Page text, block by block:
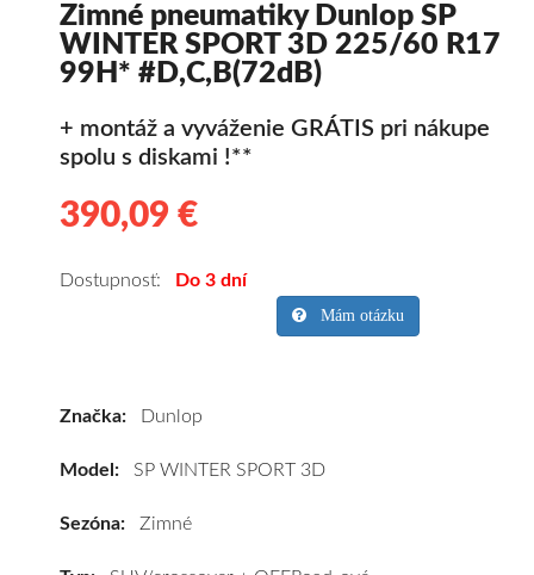
Zimné pneumatiky Dunlop SP
WINTER SPORT 3D 225/60 R17
99H* #D,C,B(72dB)
+ montáž a vyváženie GRÁTIS pri nákupe
spolu s diskami !**
390,09 €
pneumatiky
SUV/crossover
ové
Dostupnosť: Do 3 dní
Mám otázku
Značka: Dunlop
Model: SP WINTER SPORT 3D
Sezóna: Zimné